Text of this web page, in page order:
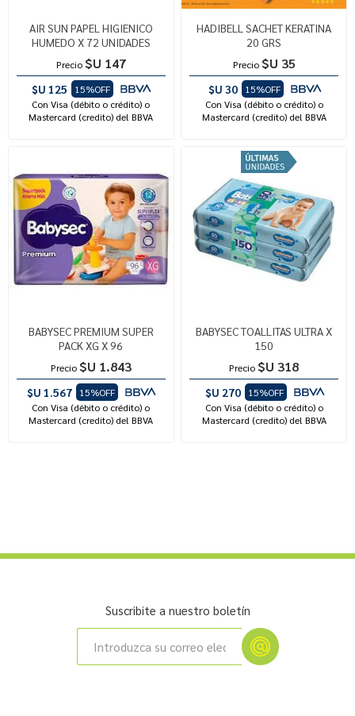
AIR SUN PAPEL HIGIENICO
HUMEDO X 72 UNIDADES
Precio $U 147
$U 125
15%OFF
Con Visa (débito o crédito) o
Mastercard (credito) del BBVA
HADIBELL SACHET KERATINA
20 GRS
Precio $U 35
$U 30
15%OFF
Con Visa (débito o crédito) o
Mastercard (credito) del BBVA
BABYSEC PREMIUM SUPER
PACK XG X 96
Precio $U 1.843
$U 1.567
15%OFF
Con Visa (débito o crédito) o
Mastercard (credito) del BBVA
BABYSEC TOALLITAS ULTRA X
150
Precio $U 318
$U 270
15%OFF
Con Visa (débito o crédito) o
Mastercard (credito) del BBVA
Suscribite a nuestro boletín